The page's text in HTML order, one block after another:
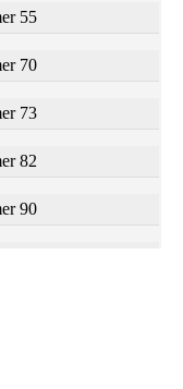
55
70
73
82
90